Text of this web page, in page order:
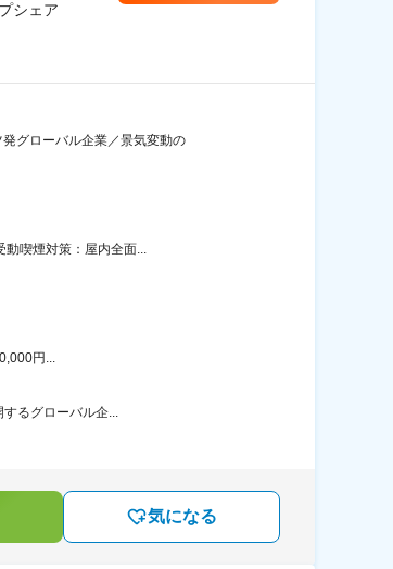
シェア
グローバル企業／景気変動の
動喫煙対策：屋内全面...
円...
るグローバル企...
気になる